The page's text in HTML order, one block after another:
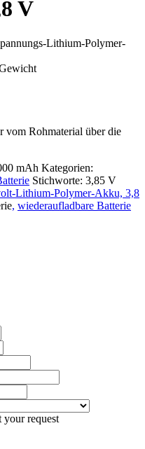
V
Lithium-Polymer-
vom Rohmaterial über die
mAh Kategorien:
Stichworte: 3,85 V
Lithium-Polymer-Akku, 3,8
, wiederaufladbare Batterie
your request